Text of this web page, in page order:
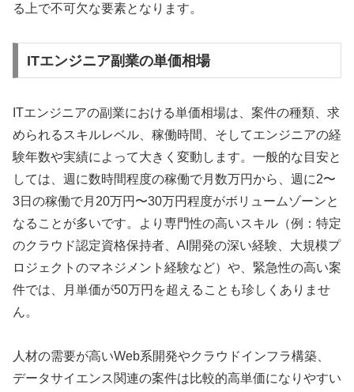
る上で不可欠な要素となります。
ITエンジニア副業の単価相場
ITエンジニアの副業における単価相場は、案件の種類、求
められるスキルレベル、稼働時間、そしてエンジニアの経
験年数や実績によって大きく変動します。一般的な目安と
しては、週に数時間程度の稼働で月数万円から、週に2〜
3日の稼働で月20万円〜30万円程度がボリュームゾーンと
なることが多いです。より専門性の高いスキル（例：特定
のクラウド認定資格保持者、AI開発の深い経験、大規模プ
ロジェクトのマネジメント経験など）や、緊急性の高い案
件では、月単価が50万円を超えることも珍しくありませ
ん。
人材の需要が高いWeb系開発やクラウドインフラ構築、
データサイエンス関連の案件は比較的高単価になりやすい